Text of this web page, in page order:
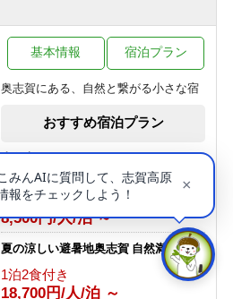
14,850円/人/泊 ～
１泊２食付基本プラン【部屋おまか
せ】
1泊2食付き
早めの夕食17：50 ＆ 料理一括出しで
お得に泊まる！
12,100円/人/泊 ～
＜連泊＞１泊２食付基本プラン【部屋
おまかせ】
奥志賀にある、自然と繋がる小さな宿
基本情報 宿泊プラン
おすすめ宿泊プラン
志賀高原100 SHIGAKOGEN 100 ト
レイルレース
素泊まり
8,500円/人/泊 ～
夏の涼しい避暑地奥志賀 自然満喫体験
1泊2食付き
18,700円/人/泊 ～